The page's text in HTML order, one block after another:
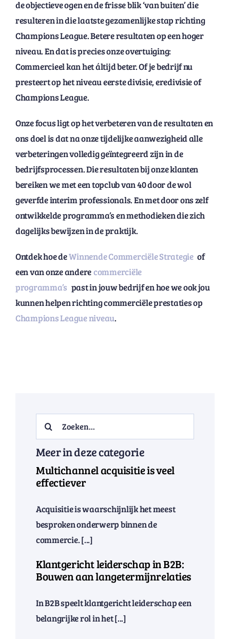
de objectieve ogen en de frisse blik ‘van buiten’ die
resulteren in die laatste gezamenlijke stap richting
Champions League. Betere resultaten op een hoger
niveau. En dat is precies onze overtuiging:
Commercieel kan het áltijd beter. Of je bedrijf nu
presteert op het niveau eerste divisie, eredivisie of
Champions League.
Onze focus ligt op het verbeteren van de resultaten en
ons doel is dat na onze tijdelijke aanwezigheid alle
verbeteringen volledig geïntegreerd zijn in de
bedrijfsprocessen. Die resultaten bij onze klanten
bereiken we met een topclub van 40 door de wol
geverfde interim professionals. En met door ons zelf
ontwikkelde programma’s en methodieken die zich
dagelijks bewijzen in de praktijk.
Ontdek hoe deWinnende Commerciële Strategie of
een van onze anderecommerciële
programma’s past in jouw bedrijf en hoe we ook jou
kunnen helpen richting commerciële prestaties op
Champions League niveau.
Search
for:
Meer in deze categorie
Multichannel acquisitie is veel
effectiever
Acquisitie is waarschijnlijk het meest
besproken onderwerp binnen de
commercie. [...]
Klantgericht leiderschap in B2B:
Bouwen aan langetermijnrelaties
In B2B speelt klantgericht leiderschap een
belangrijke rol in het [...]